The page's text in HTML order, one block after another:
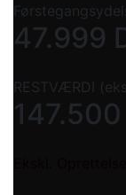
47.999
RESTVÆRDI
147.500